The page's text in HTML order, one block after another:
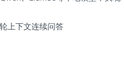
上下文连续问答